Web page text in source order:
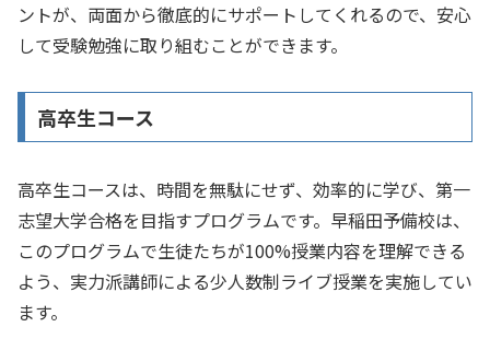
ントが、両面から徹底的にサポートしてくれるので、安心
して受験勉強に取り組むことができます。
高卒生コース
高卒生コースは、時間を無駄にせず、効率的に学び、第一
志望大学合格を目指すプログラムです。早稲田予備校は、
このプログラムで生徒たちが100%授業内容を理解できる
よう、実力派講師による少人数制ライブ授業を実施してい
ます。